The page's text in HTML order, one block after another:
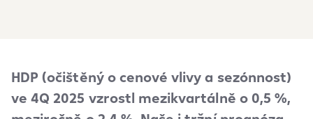
HDP (očištěný o cenové vlivy a sezónnost)
ve 4Q 2025 vzrostl mezikvartálně o 0,5 %,